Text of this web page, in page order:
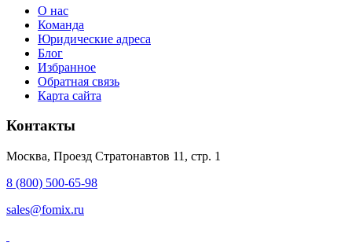
О нас
Команда
Юридические адреса
Блог
Избранное
Обратная связь
Карта сайта
Контакты
Москва, Проезд Стратонавтов 11, стр. 1
8 (800) 500-65-98
sales@fomix.ru